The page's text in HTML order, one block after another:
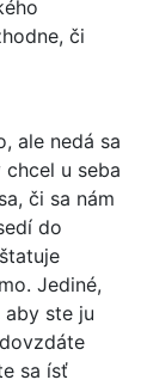
či
ale nedá sa
u seba
či sa nám
do
Jediné,
ste ju
sa ísť